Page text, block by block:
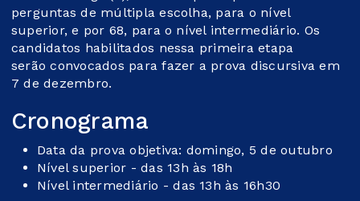
perguntas de múltipla escolha, para o nível
superior, e por 68, para o nível intermediário. Os
candidatos habilitados nessa primeira etapa
serão convocados para fazer a prova discursiva em
7 de dezembro.
Cronograma
Data da prova objetiva: domingo, 5 de outubro
Nível superior - das 13h às 18h
Nível intermediário - das 13h às 16h30